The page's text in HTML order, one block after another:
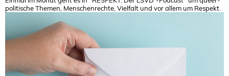
politische Themen, Menschenrechte, Vielfalt und vor allem um Respekt.